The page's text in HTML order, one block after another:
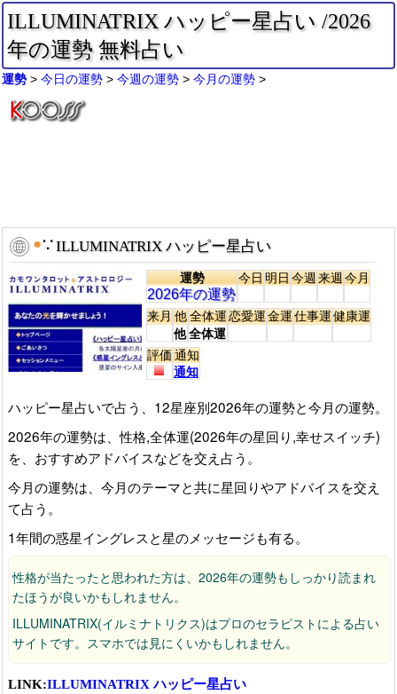
ILLUMINATRIX ハッピー星占い /2026
年の運勢 無料占い
運勢 今日の運勢 今週の運勢 今月の運勢
●∵ILLUMINATRIX ハッピー星占い
運勢
2026年の運勢
今日明日今週来週今月
来月他
他
全体運
全体運
恋愛運金運仕事運健康運
評価通知
通知
ハッピー星占いで占う、12星座別2026年の運勢と今月の運勢。
2026年の運勢は、性格,全体運(2026年の星回り,幸せスイッチ)
を、おすすめアドバイスなどを交え占う。
今月の運勢は、今月のテーマと共に星回りやアドバイスを交え
て占う。
1年間の惑星イングレスと星のメッセージも有る。
性格が当たったと思われた方は、2026年の運勢もしっかり読まれ
たほうが良いかもしれません。
ILLUMINATRIX(イルミナトリクス)はプロのセラピストによる占い
サイトです。スマホでは見にくいかもしれません。
LINK:ILLUMINATRIX ハッピー星占い